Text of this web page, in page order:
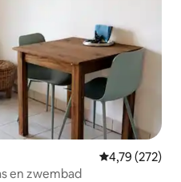
Gemiddelde
4,79 (272)
en zwembad